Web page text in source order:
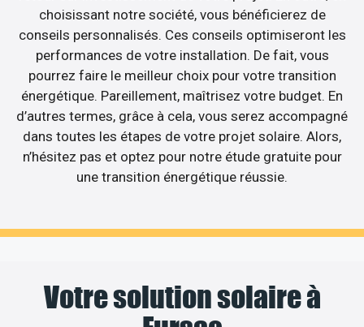
choisissant notre société, vous bénéficierez de
conseils personnalisés. Ces conseils optimiseront les
performances de votre installation. De fait, vous
pourrez faire le meilleur choix pour votre transition
énergétique. Pareillement, maîtrisez votre budget. En
d’autres termes, grâce à cela, vous serez accompagné
dans toutes les étapes de votre projet solaire. Alors,
n’hésitez pas et optez pour notre étude gratuite pour
une transition énergétique réussie.
Votre solution solaire à